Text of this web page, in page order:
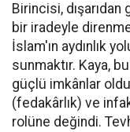
Birincisi,
bir iradeyle
İslam'ın aydınlık
sunmaktır. Kaya,
güçlü imkânlar
(fedakârlık) ve
rolüne değindi.